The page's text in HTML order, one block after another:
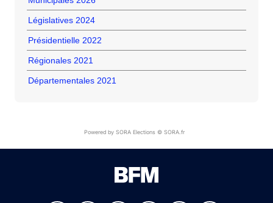
Législatives 2024
Présidentielle 2022
Régionales 2021
Départementales 2021
Powered by SORA Elections © SORA.fr